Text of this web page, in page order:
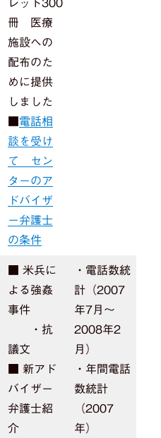
レット300
冊 医療
施設への
配布のた
めに提供
しました
電話相
談を受け
て セン
ターのア
ドバイザ
ー弁護士
の条件
■ 米兵に
よる強姦
事件
・抗
議文
■ 新アド
バイザー
弁護士紹
介
・電話数統
計（2007
年7月～
2008年2
月）
・年間電話
数統計
（2007
年）